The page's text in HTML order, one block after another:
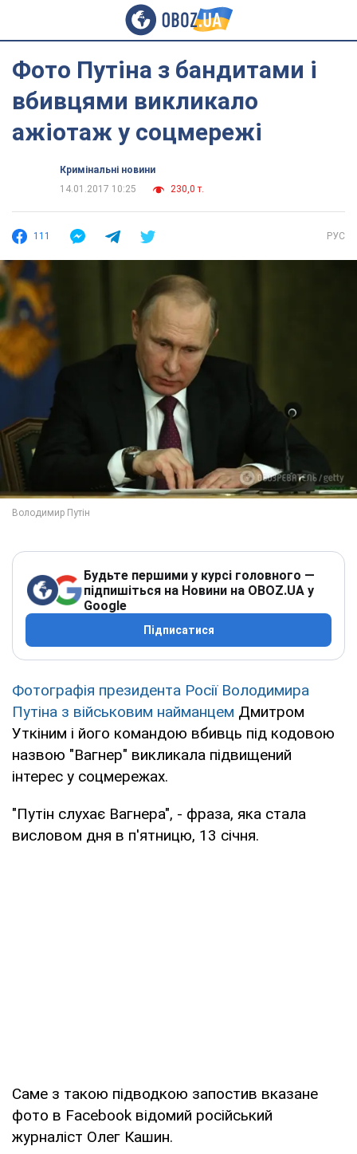
Фото Путіна з бандитами і
вбивцями викликало
ажіотаж у соцмережі
Кримінальні новини
14.01.2017 10:25
230,0 т.
111 РУС
Будьте першими у курсі головного —
підпишіться на Новини на OBOZ.UA у
Google
Підписатися
Фотографія президента Росії Володимира
Путіна з військовим найманцем Дмитром
Уткіним і його командою вбивць під кодовою
назвою "Вагнер" викликала підвищений
інтерес у соцмережах.
"Путін слухає Вагнера", - фраза, яка стала
висловом дня в п'ятницю, 13 січня.
Саме з такою підводкою запостив вказане
фото в Facebook відомий російський
журналіст Олег Кашин.